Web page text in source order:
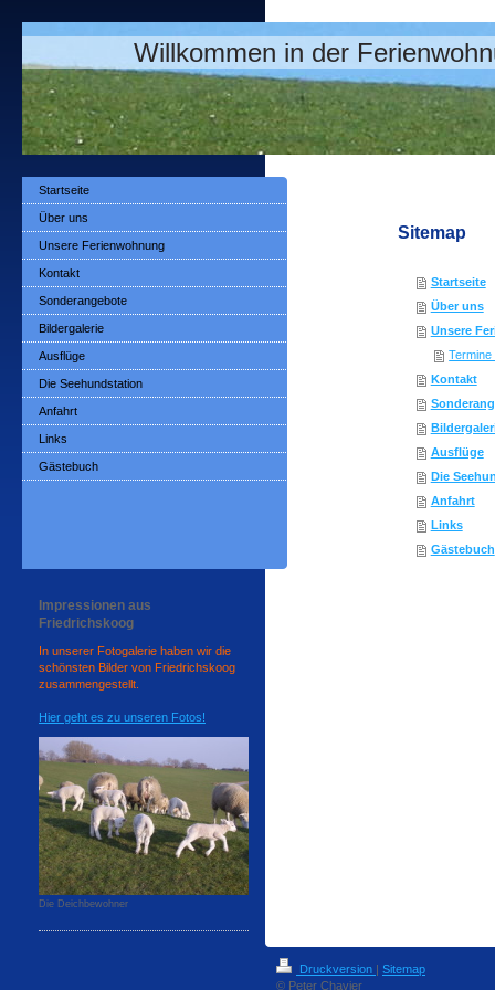
Willkommen in der
Sitemap
Startseite
Über uns
Unsere
Kontakt
Ausflüge
Die
Anfahrt
Links
Gästebuch
Startseite
Über uns
Unsere Ferienwohnung
Kontakt
Sonderangebote
Bildergalerie
Ausflüge
Die Seehundstation
Anfahrt
Links
Gästebuch
Impressionen aus
Friedrichskoog
In unserer Fotogalerie haben wir die
schönsten Bilder von Friedrichskoog
zusammengestellt.
Hier geht es zu unseren Fotos!
Die Deichbewohner
Druckversion | Sitemap
© Peter Chavier